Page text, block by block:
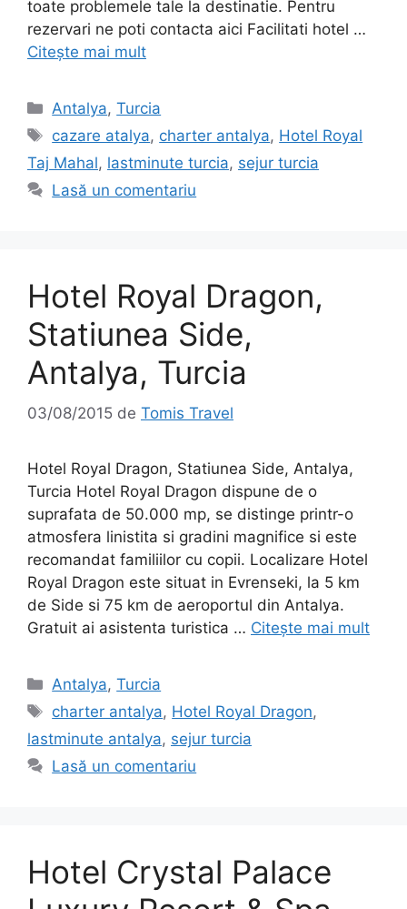
toate problemele tale la destinatie. Pentru
rezervari ne poti contacta aici Facilitati hotel …
Citește mai mult
Categorii
Antalya,Turcia
Etichete
cazare atalya, charter antalya, Hotel Royal
Taj Mahal, lastminute turcia, sejur turcia
Lasă un comentariu
Hotel Royal Dragon,
Statiunea Side,
Antalya, Turcia
03/08/2015 de Tomis Travel
Hotel Royal Dragon, Statiunea Side, Antalya,
Turcia Hotel Royal Dragon dispune de o
suprafata de 50.000 mp, se distinge printr-o
atmosfera linistita si gradini magnifice si este
recomandat familiilor cu copii. Localizare Hotel
Royal Dragon este situat in Evrenseki, la 5 km
de Side si 75 km de aeroportul din Antalya.
Gratuit ai asistenta turistica … Citește mai mult
Categorii
Antalya,Turcia
Etichete
charter antalya, Hotel Royal Dragon,
lastminute antalya, sejur turcia
Lasă un comentariu
Hotel Crystal Palace